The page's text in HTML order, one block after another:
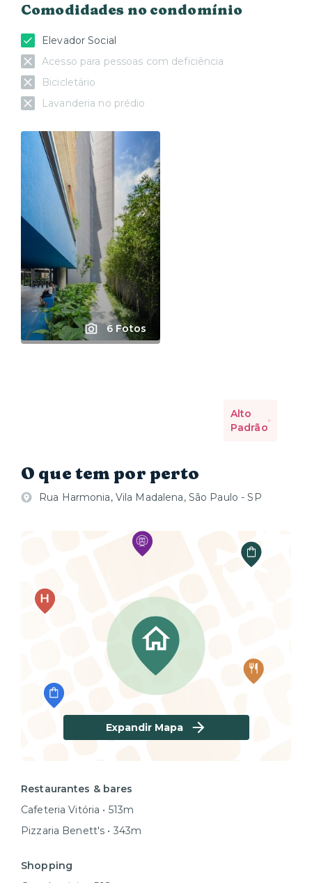
Comodidades no condomínio
Elevador Social
Acesso para pessoas com deficiência
Bicicletário
Lavanderia no prédio
6 Fotos
Alto
Padrão
O que tem por perto
Rua Harmonia, Vila Madalena, São Paulo - SP
Expandir Mapa
Restaurantes & bares
Cafeteria Vitória • 513m
Pizzaria Benett's • 343m
Shopping